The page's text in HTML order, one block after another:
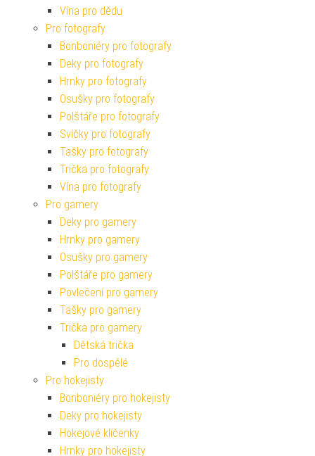
Vína pro dědu
Pro fotografy
Bonboniéry pro fotografy
Deky pro fotografy
Hrnky pro fotografy
Osušky pro fotografy
Polštáře pro fotografy
Svíčky pro fotografy
Tašky pro fotografy
Trička pro fotografy
Vína pro fotografy
Pro gamery
Deky pro gamery
Hrnky pro gamery
Osušky pro gamery
Polštáře pro gamery
Povlečení pro gamery
Tašky pro gamery
Trička pro gamery
Dětská trička
Pro dospělé
Pro hokejisty
Bonboniéry pro hokejisty
Deky pro hokejisty
Hokejové klíčenky
Hrnky pro hokejisty